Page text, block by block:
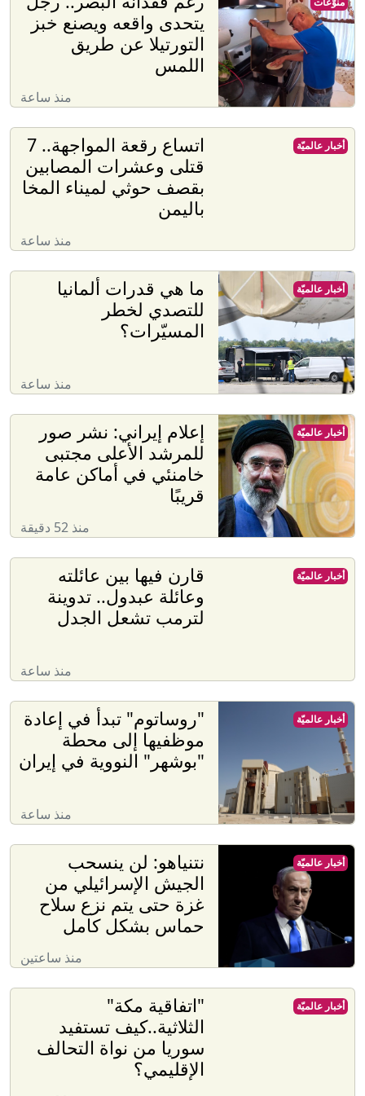
يتحدى واقعه ويصنع خبز
التورتيلا عن طريق
اللمس
منذ ساعة
اتساع رقعة المواجهة.. 7
قتلى وعشرات المصابين
بقصف حوثي لميناء المخا
باليمن
منذ ساعة
أخبار عالميّة
ما هي قدرات ألمانيا
للتصدي لخطر
المسيّرات؟
منذ ساعة
أخبار عالميّة
إعلام إيراني: نشر صور
للمرشد الأعلى مجتبى
خامنئي في أماكن عامة
قريبًا
منذ 52 دقيقة
أخبار عالميّة
قارن فيها بين عائلته
وعائلة عبدول.. تدوينة
لترمب تشعل الجدل
منذ ساعة
أخبار عالميّة
"روساتوم" تبدأ في إعادة
موظفيها إلى محطة
"بوشهر" النووية في إيران
منذ ساعة
أخبار عالميّة
نتنياهو: لن ينسحب
الجيش الإسرائيلي من
غزة حتى يتم نزع سلاح
حماس بشكل كامل
منذ ساعتين
أخبار عالميّة
"اتفاقية مكة"
الثلاثية..كيف تستفيد
سوريا من نواة التحالف
الإقليمي؟
أخبار عالميّة